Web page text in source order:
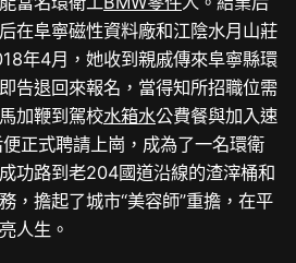
在阜寧磁性資料廠和江陰水月山莊
年4月，她收到親戚傳來阜寧縣環
告退回來報名，當得知所招職位需
加鞭到駕校水箱水公費餐與加入速
正式聘請上崗，成為了一名環衛
功路到老204國道沿線的渣滓桶和
，擔起了城市“美容師”重擔，在平
人生。